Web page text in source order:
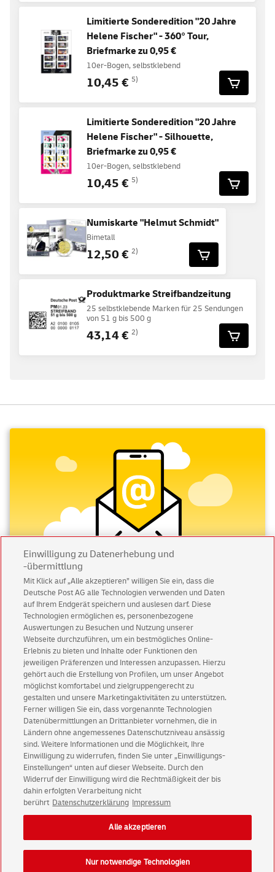
Limitierte Sonderedition "20 Jahre
Helene Fischer" - 360° Tour,
Briefmarke zu 0,95 €
10er-Bogen, selbstklebend
10,45 € 5)
Limitierte Sonderedition "20 Jahre
Helene Fischer" - Silhouette,
Briefmarke zu 0,95 €
10er-Bogen, selbstklebend
10,45 € 5)
Numiskarte "Helmut Schmidt"
Bimetall
12,50 € 2)
Produktmarke Streifbandzeitung
25 selbstklebende Marken für 25 Sendungen
von 51 g bis 500 g
43,14 € 2)
Abonnieren Sie unseren Newsletter
Immer informiert über exklusive Angebote und
Aktionen - jetzt mit Vorteil
Privatkundensichern sich einen5 € Gutschein
für POSTSCAN!
Geschäftskundenerhalten einen5 € Gutschein
für Briefmarke individuell!
Zur Newsletter-Anmeldung
© Sat Aug 08 06:59:25 CEST 2026 Deutsche Post AG
Impressum
Datenschutz
Einwilligungs-Einstellungen
Rechtliche Hinweise
Barrierefreiheit
Einwilligung zu Datenerhebung und
-übermittlung
Mit Klick auf „Alle akzeptieren” willigen Sie ein, dass die
Deutsche Post AG alle Technologien verwenden und Daten
auf Ihrem Endgerät speichern und auslesen darf. Diese
Technologien ermöglichen es, personenbezogene
Auswertungen zu Besuchen und Nutzung unserer
Webseite durchzuführen, um ein bestmögliches Online-
Erlebnis zu bieten und Inhalte oder Funktionen den
jeweiligen Präferenzen und Interessen anzupassen. Hierzu
gehört auch die Erstellung von Profilen, um unser Angebot
möglichst komfortabel und zielgruppengerecht zu
gestalten und unsere Marketingaktivitäten zu unterstützen.
Ferner willigen Sie ein, dass vorgenannte Technologien
Datenübermittlungen an Drittanbieter vornehmen, die in
Ländern ohne angemessenes Datenschutzniveau ansässig
sind. Weitere Informationen und die Möglichkeit, Ihre
Einwilligung zu widerrufen, finden Sie unter „Einwilligungs-
Einstellungen“ unten auf dieser Webseite. Durch den
Widerruf der Einwilligung wird die Rechtmäßigkeit der bis
dahin erfolgten Verarbeitung nicht
berührt Datenschutzerklärung Impressum
Nur notwendige Technologien
Alle akzeptieren